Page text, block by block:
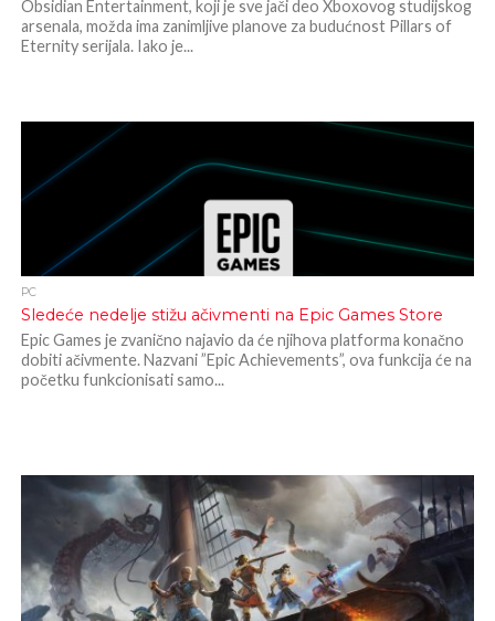
Obsidian Entertainment, koji je sve jači deo Xboxovog studijskog
arsenala, možda ima zanimljive planove za budućnost Pillars of
Eternity serijala. Iako je...
PC
Sledeće nedelje stižu ačivmenti na Epic Games Store
Epic Games je zvanično najavio da će njihova platforma konačno
dobiti ačivmente. Nazvani ”Epic Achievements”, ova funkcija će na
početku funkcionisati samo...